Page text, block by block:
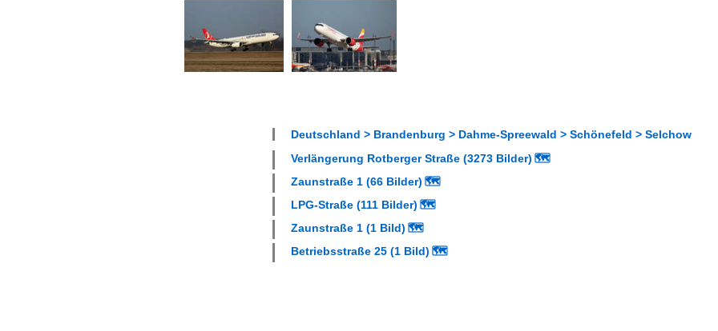
Deutschland > Brandenburg > Dahme-Spreewald > Schönefeld > Selchow
Verlängerung Rotberger Straße (3273 Bilder) 🗺
Zaunstraße 1 (66 Bilder) 🗺
LPG-Straße (111 Bilder) 🗺
Zaunstraße 1 (1 Bild) 🗺
Betriebsstraße 25 (1 Bild) 🗺